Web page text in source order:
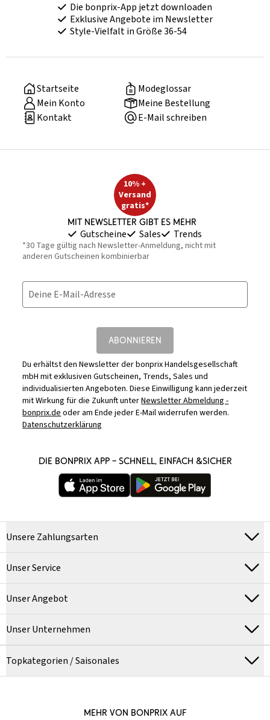
Die bonprix-App jetzt downloaden
Exklusive Angebote im Newsletter
Style-Vielfalt in Größe 36-54
Startseite
Modeglossar
Mein Konto
Meine Bestellung
Kontakt
E-Mail schreiben
10% +
Versand
gratis*
Mit Newsletter gibt es mehr
Gutscheine Sales Trends
*30 Tage gültig nach Newsletter-Anmeldung, nicht mit
anderen Gutscheinen kombinierbar
Deine E-Mail-Adresse
ABONNIEREN
Du erhältst den Newsletter der bonprix Handelsgesellschaft
mbH mit exklusiven Gutscheinen, Trends, Sales und
individualisierten Angeboten. Diese Einwilligung kann jederzeit
mit Wirkung für die Zukunft unterNewsletter Abmeldung -
bonprix.deoder am Ende jeder E-Mail widerrufen werden.
Datenschutzerklärung
DIE BONPRIX APP – SCHNELL, EINFACH &SICHER
Unsere Zahlungsarten
Unser Service
Unser Angebot
Unser Unternehmen
Topkategorien / Saisonales
MEHR VON BONPRIX AUF